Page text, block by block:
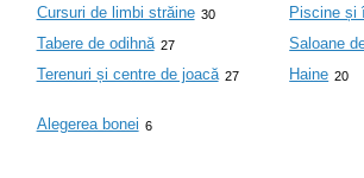
Cursuri de limbi străine 30 Piscine și
Tabere de odihnă 27 Saloane
Terenuri și centre de joacă 27 Haine 20
Alegerea bonei 6